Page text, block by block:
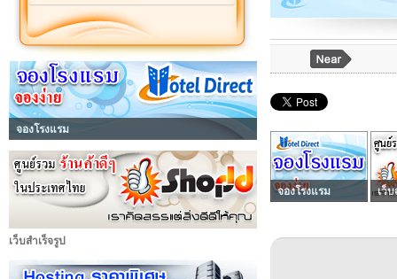
จองโรงแรม
เว็บสำเร็จรูป
จองโรงแรม เว็บ